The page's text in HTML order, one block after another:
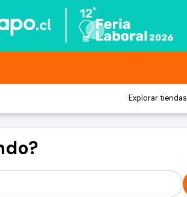
Explorar tiendas